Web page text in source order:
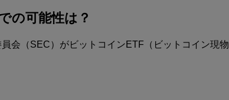
の可能性は？
会（SEC）がビットコインETF（ビットコイン現物